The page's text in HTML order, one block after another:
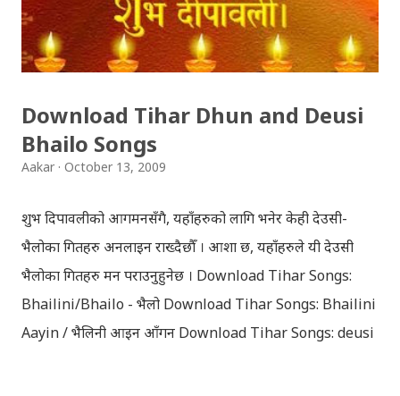
Download Tihar Dhun and Deusi
Bhailo Songs
Aakar October 13, 2009
शुभ दिपावलीको आगमनसँगै, यहाँहरुको लागि भनेर केही देउसी-
भैलोका गितहरु अनलाइन राख्दैछौँ । आशा छ, यहाँहरुले यी देउसी
भैलोका गितहरु मन पराउनुहुनेछ । Download Tihar Songs:
Bhailini/Bhailo - भैलो Download Tihar Songs: Bhailini
Aayin / भैलिनी आइन आँगन Download Tihar Songs: deusi